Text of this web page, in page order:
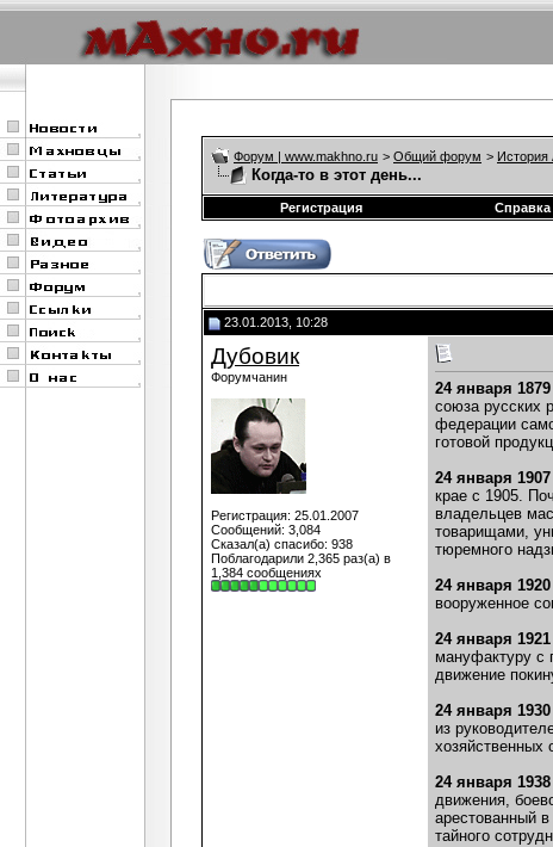
Форум | www.makhno.ru > Общий форум > История
Когда-то в этот день...
Регистрация
Справка
23.01.2013, 10:28
Дубовик
Форумчанин
Регистрация: 25.01.2007
Сообщений: 3,084
Сказал(а) спасибо: 938
Поблагодарили 2,365 раз(а) в
1,384 сообщениях
24 января 1879
союза русских
федерации
готовой
24 января 1907
крае с 1905.
владельцев
товарищами,
тюремного
24 января 1920
вооруженное
24 января 1921
мануфактуру с
движение
24 января 1930
из
хозяйственных
24 января 1938
движения,
арестованный
тайного